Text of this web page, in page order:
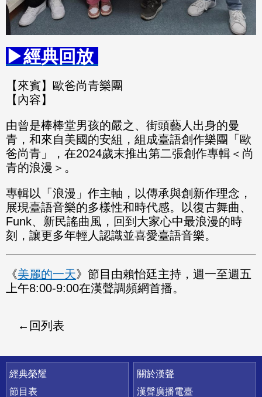
▶經典回放
【來賓】歐爸尚青樂團
【內容】
由曾是棒棒堂男孩的嚴之、街頭藝人出身的曼
青，和來自美國的安組，組成臺語創作樂團「歐
爸尚青」，在2024歲末推出第二張創作專輯＜尚
青的浪漫＞。
專輯以「浪漫」作主軸，以傳承與創新作理念，
展現臺語音樂的多樣性和時代感。以復古舞曲、
Funk、新民謠曲風，回到大家心中最浪漫的時
刻，讓更多年輕人認識並喜愛臺語音樂。
《美麗的一天》節目由賴怡廷主持，週一至週五
上午8:00-9:00在漢聲調頻網首播。
回列表
快速連結
經典榮耀
節目表
關於漢聲
漢聲廣播電臺